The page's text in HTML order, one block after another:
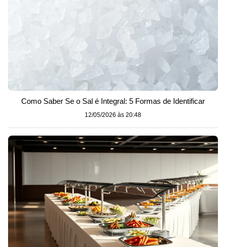
Como Saber Se o Sal é Integral: 5 Formas de Identificar
12/05/2026 às 20:48